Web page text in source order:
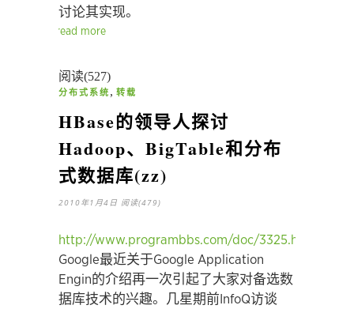
讨论其实现。
read more
阅读(527)
分布式系统 , 转载
HBase的领导人探讨
Hadoop、BigTable和分布
式数据库(zz)
2010年1月4日 阅读(479)
http://www.programbbs.com/doc/3325.htm
Google最近关于Google Application
Engin的介绍再一次引起了大家对备选数
据库技术的兴趣。几星期前InfoQ访谈